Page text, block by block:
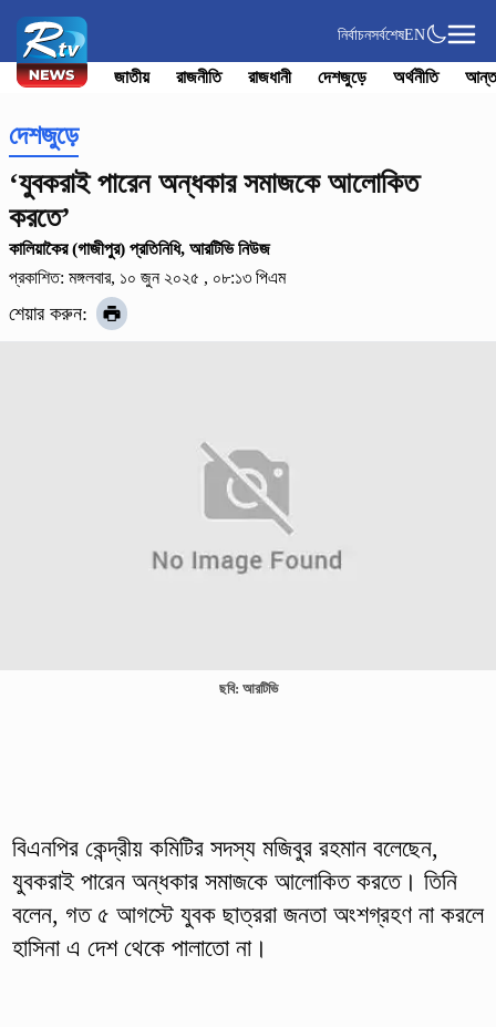
নির্বাচনসর্বশেষEN
জাতীয় রাজনীতি রাজধানী দেশজুড়ে অর্থনীতি
দেশজুড়ে
‘যুবকরাই পারেন অন্ধকার সমাজকে আলোকিত
করতে’
কালিয়াকৈর (গাজীপুর) প্রতিনিধি, আরটিভি নিউজ
প্রকাশিত: মঙ্গলবার, ১০ জুন ২০২৫ , ০৮:১৩ পিএম
শেয়ার করুন:
ছবি: আরটিভি
বিএনপির কেন্দ্রীয় কমিটির সদস্য মজিবুর রহমান বলেছেন,
যুবকরাই পারেন অন্ধকার সমাজকে আলোকিত করতে। তিনি
বলেন, গত ৫ আগস্টে যুবক ছাত্ররা জনতা অংশগ্রহণ না করলে
হাসিনা এ দেশ থেকে পালাতো না।